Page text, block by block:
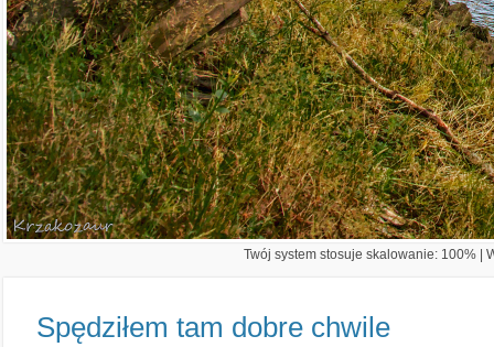
Twój system stosuje skalowanie: 100% |
Spędziłem tam dobre chwile